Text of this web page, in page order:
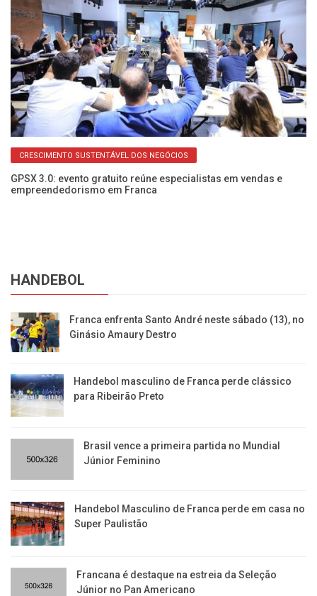
CRESCIMENTO SUSTENTÁVEL DOS NEGÓCIOS
GPSX 3.0: evento gratuito reúne especialistas em vendas e
empreendedorismo em Franca
HANDEBOL
Franca enfrenta Santo André neste sábado (13), no
Ginásio Amaury Destro
Handebol masculino de Franca perde clássico
para Ribeirão Preto
Brasil vence a primeira partida no Mundial
Júnior Feminino
Handebol Masculino de Franca perde em casa no
Super Paulistão
Francana é destaque na estreia da Seleção
Júnior no Pan Americano